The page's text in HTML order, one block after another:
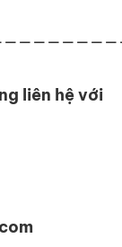
liên hệ với